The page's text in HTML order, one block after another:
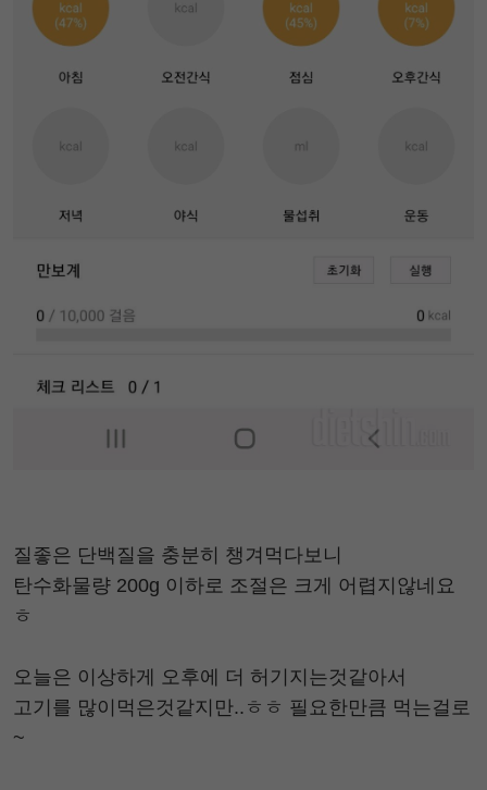
질좋은 단백질을 충분히 챙겨먹다보니
탄수화물량 200g 이하로 조절은 크게 어렵지않네요
ㅎ
오늘은 이상하게 오후에 더 허기지는것같아서
고기를 많이먹은것같지만..ㅎㅎ 필요한만큼 먹는걸로
~